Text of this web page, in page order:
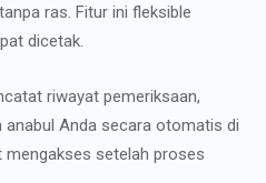
ras. Fitur ini fleksible
dicetak.
riwayat pemeriksaan,
anabul Anda secara otomatis di
mengakses setelah proses